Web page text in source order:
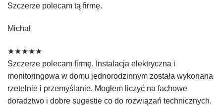
Szczerze polecam tą firmę.
Michał
★★★★★
Szczerze polecam firmę. Instalacja elektryczna i
monitoringowa w domu jednorodzinnym została wykonana
rzetelnie i przemyślanie. Mogłem liczyć na fachowe
doradztwo i dobre sugestie co do rozwiązań technicznych.